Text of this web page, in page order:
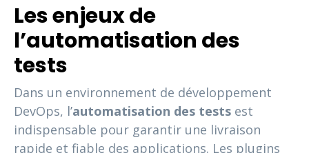
Les enjeux de
l’automatisation des
tests
Dans un environnement de développement
DevOps, l’automatisation des tests est
indispensable pour garantir une livraison
rapide et fiable des applications. Les plugins